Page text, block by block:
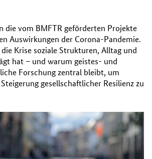
die vom BMFTR geförderten Projekte
Auswirkungen der Corona-Pandemie.
Krise soziale Strukturen, Alltag und
hat – und warum geistes- und
Forschung zentral bleibt, um
gesellschaftlicher Resilienz zu